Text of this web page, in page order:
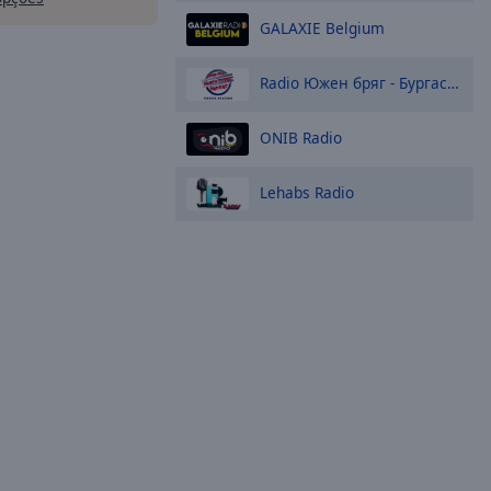
GALAXIE Belgium
Radio Южен бряг - Бургас : [Power Station]
ONIB Radio
Lehabs Radio